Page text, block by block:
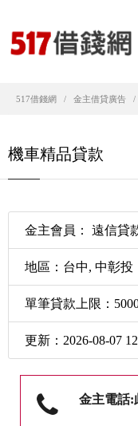
517借錢網 金主借貸廣告
機車精品貸款
金主會員： 遠信貸
地區：台中, 中彰投
單筆貸款上限：
更新：2026-08-07
金主電話: